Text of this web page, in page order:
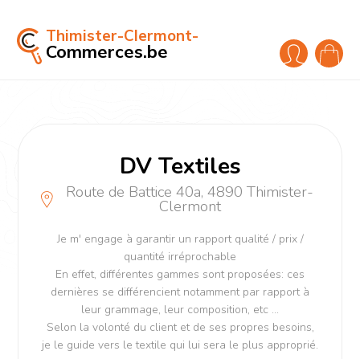
Thimister-Clermont-
Commerces.be
DV Textiles
Route de Battice 40a, 4890 Thimister-
Clermont
Je m' engage à garantir un rapport qualité / prix /
quantité irréprochable
En effet, différentes gammes sont proposées: ces
dernières se différencient notamment par rapport à
leur grammage, leur composition, etc ...
Selon la volonté du client et de ses propres besoins,
je le guide vers le textile qui lui sera le plus approprié.